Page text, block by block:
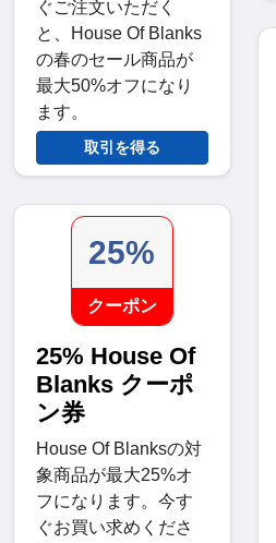
ぐご注文いただく
と、House Of Blanks
の春のセール商品が
最大50%オフになり
ます。
取引を得る
25%
クーポン
25% House Of
Blanks クーポ
ン券
House Of Blanksの対
象商品が最大25%オ
フになります。今す
ぐお買い求めくださ